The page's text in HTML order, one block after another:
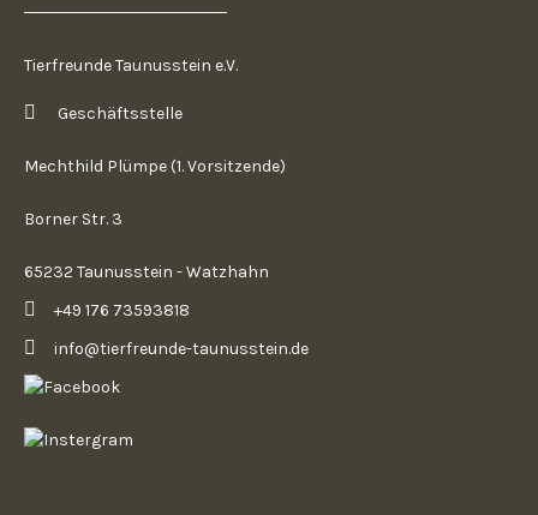
Tierfreunde Taunusstein e.V.
Geschäftsstelle
Mechthild Plümpe (1. Vorsitzende)
Borner Str. 3
65232 Taunusstein - Watzhahn
+49 176 73593818
info@tierfreunde-taunusstein.de